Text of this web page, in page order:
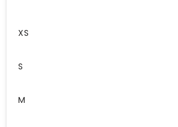
XS
S
M